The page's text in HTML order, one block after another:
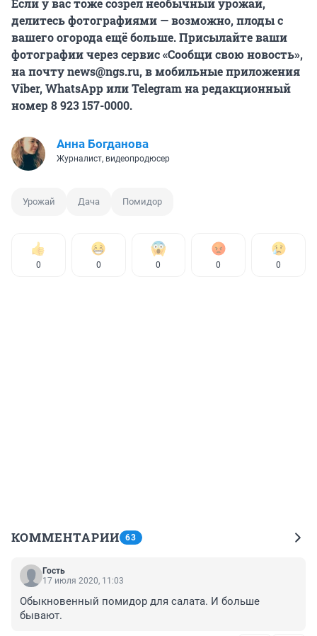
Если у вас тоже созрел необычный урожай,
делитесь фотографиями — возможно, плоды с
вашего огорода ещё больше. Присылайте ваши
фотографии через сервис «Сообщи свою новость»,
на почту news@ngs.ru, в мобильные приложения
Viber, WhatsApp или Telegram на редакционный
номер 8 923 157-0000.
Анна Богданова
Журналист, видеопродюсер
Урожай Дача Помидор
0 0 0 0 0
КОММЕНТАРИИ 63
Гость
17 июля 2020, 11:03
Обыкновенный помидор для салата. И больше
бывают.